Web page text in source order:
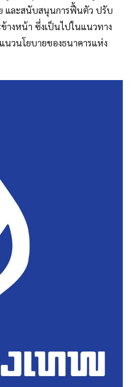
ย และสนับสนุนการฟื้นตัว ปรับ
างหน้า ซึ่งเป็นไปในแนวทาง
นวนโยบายของธนาคารแห่ง